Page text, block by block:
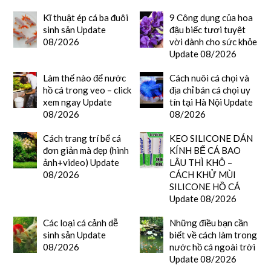
Kĩ thuật ép cá ba đuôi
sinh sản Update
08/2026
9 Công dụng của hoa
đậu biếc tươi tuyệt
vời dành cho sức khỏe
Update 08/2026
Làm thế nào để nước
hồ cá trong veo – click
xem ngay Update
08/2026
Cách nuôi cá chọi và
địa chỉ bán cá chọi uy
tín tại Hà Nội Update
08/2026
Cách trang trí bể cá
đơn giản mà đẹp (hình
ảnh+video) Update
08/2026
KEO SILICONE DÁN
KÍNH BỂ CÁ BAO
LÂU THÌ KHÔ –
CÁCH KHỬ MÙI
SILICONE HỒ CÁ
Update 08/2026
Các loại cá cảnh dễ
sinh sản Update
08/2026
Những điều bạn cần
biết về cách làm trong
nước hồ cá ngoài trời
Update 08/2026